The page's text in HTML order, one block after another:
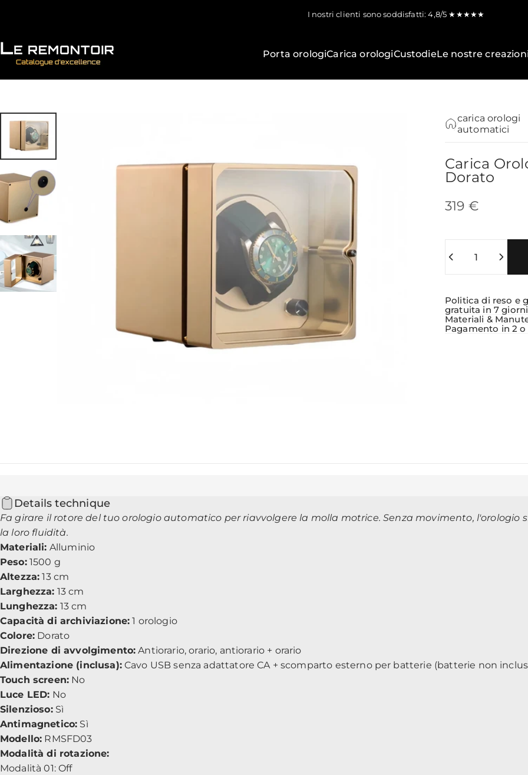
I nostri clienti sono soddisfatti: 4,8/5 ★★★★★
Le Remontoir : Porta Orologi Porta orologiCarica orologiCustodieLe nostre
carica orologi
automatici
Carica
Dorato
319 €
Politica di reso e
gratuita in 7 giorni
Materiali &
Pagamento in 2
Details technique
Fa girare il rotore del tuo orologio automatico per riavvolgere la molla motrice. Senza movimento, l'orologio
la loro fluidità.
Materiali: Alluminio
Peso:1500 g
Altezza: 13 cm
Larghezza: 13 cm
Lunghezza: 13 cm
Capacità di archiviazione: 1 orologio
Colore: Dorato
Direzione di avvolgimento: Antiorario, orario, antiorario + orario
Alimentazione (inclusa):Cavo USB senza adattatore CA + scomparto esterno per batterie (batterie non
Touch screen: No
Luce LED: No
Silenzioso:Sì
Antimagnetico: Sì
Modello: RMSFD03
Modalità di rotazione:
Modalità 01: Off